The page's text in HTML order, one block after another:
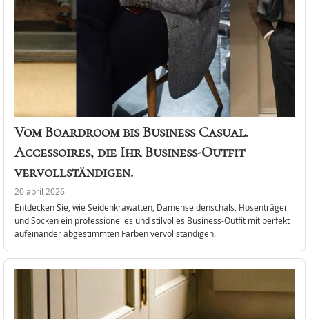
Vom Boardroom bis Business Casual.
Accessoires, die Ihr Business-Outfit
vervollständigen.
20 april 2026
Entdecken Sie, wie Seidenkrawatten, Damenseidenschals, Hosenträger
und Socken ein professionelles und stilvolles Business-Outfit mit perfekt
aufeinander abgestimmten Farben vervollständigen.